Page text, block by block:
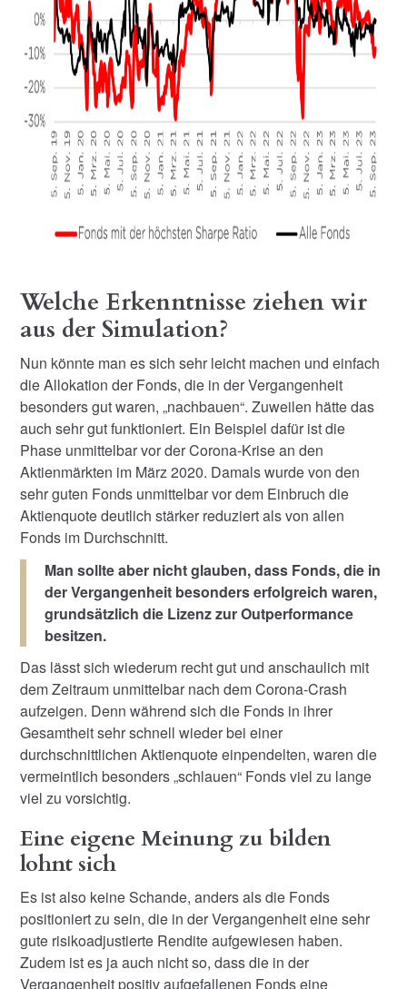
Welche Erkenntnisse ziehen wir
aus der Simulation?
Nun könnte man es sich sehr leicht machen und einfach
die Allokation der Fonds, die in der Vergangenheit
besonders gut waren, „nachbauen“. Zuweilen hätte das
auch sehr gut funktioniert. Ein Beispiel dafür ist die
Phase unmittelbar vor der Corona-Krise an den
Aktienmärkten im März 2020. Damals wurde von den
sehr guten Fonds unmittelbar vor dem Einbruch die
Aktienquote deutlich stärker reduziert als von allen
Fonds im Durchschnitt.
Man sollte aber nicht glauben, dass Fonds, die in
der Vergangenheit besonders erfolgreich waren,
grundsätzlich die Lizenz zur Outperformance
besitzen.
Das lässt sich wiederum recht gut und anschaulich mit
dem Zeitraum unmittelbar nach dem Corona-Crash
aufzeigen. Denn während sich die Fonds in ihrer
Gesamtheit sehr schnell wieder bei einer
durchschnittlichen Aktienquote einpendelten, waren die
vermeintlich besonders „schlauen“ Fonds viel zu lange
viel zu vorsichtig.
Eine eigene Meinung zu bilden
lohnt sich
Es ist also keine Schande, anders als die Fonds
positioniert zu sein, die in der Vergangenheit eine sehr
gute risikoadjustierte Rendite aufgewiesen haben.
Zudem ist es ja auch nicht so, dass die in der
Vergangenheit positiv aufgefallenen Fonds eine